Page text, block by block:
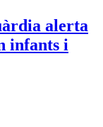
alerta
infants i